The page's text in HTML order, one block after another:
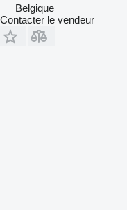
Belgique
Contacter le vendeur